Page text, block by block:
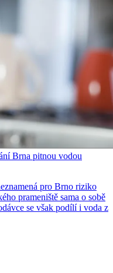
Brna pitnou vodou
pro Brno riziko
prameniště sama o sobě
se však podílí i voda z